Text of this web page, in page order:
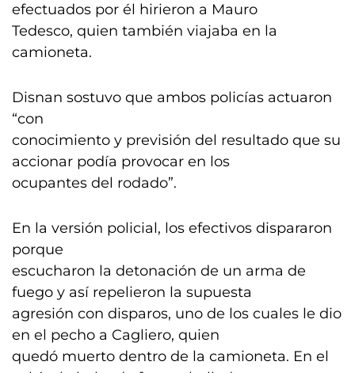
efectuados por él hirieron a Mauro
Tedesco, quien también viajaba en la
camioneta.
Disnan sostuvo que ambos policías actuaron
“con
conocimiento y previsión del resultado que su
accionar podía provocar en los
ocupantes del rodado”.
En la versión policial, los efectivos dispararon
porque
escucharon la detonación de un arma de
fuego y así repelieron la supuesta
agresión con disparos, uno de los cuales le dio
en el pecho a Cagliero, quien
quedó muerto dentro de la camioneta. En el